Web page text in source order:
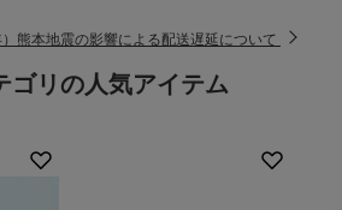
熊本地震の影響による配送遅延について
ゴリの人気アイテム